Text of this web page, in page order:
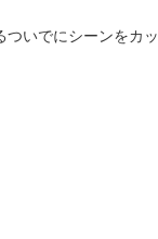
いでにシーンをカッ